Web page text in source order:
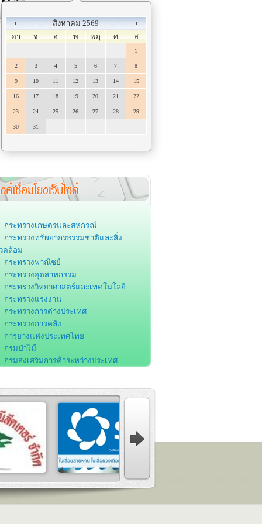
สิงหาคม 2569
อา
จ อ พ พฤ ศ ส
- - - - - - 1
2 3 4 5 6 7 8
9 10 11 12 13 14 15
16 17 18 19 20 21 22
23 24 25 26 27 28 29
30 31 - - - - -
กระทรวงเกษตรและสหกรณ์
กระทรวงทรัพยากรธรรมชาติและสิ่ง
ดล้อม
กระทรวงพาณิชย์
กระทรวงอุตสาหกรรม
กระทรวงวิทยาศาสตร์และเทคโนโลยี
กระทรวงแรงงาน
กระทรวงการต่างประเทศ
กระทรวงการคลัง
การยางแห่งประเทศไทย
กรมป่าไม้
กรมส่งเสริมการค้าระหว่างประเทศ
กรมศุลกากร
กรมพัฒนาฝีมือแรงงาน
สำนักงานคณะกรรมการส่งเสริมการลงทุน
สำนักงานคณะกรรมการพัฒนาการ
รษฐกิจและสังคมแห่งชาติ
สำนักงานพัฒนาวิทยาศาสตร์และ
คโนโลยีแห่งชาติ
องค์การอุตสาหกรรมป่าไม้
สถาบันมาตรวิทยาแห่งชาติ